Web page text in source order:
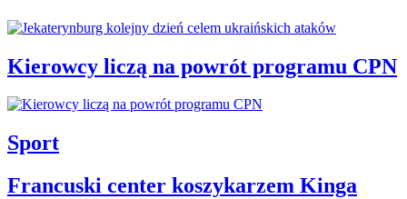
Kierowcy liczą na powrót programu CPN
Sport
Francuski center koszykarzem Kinga